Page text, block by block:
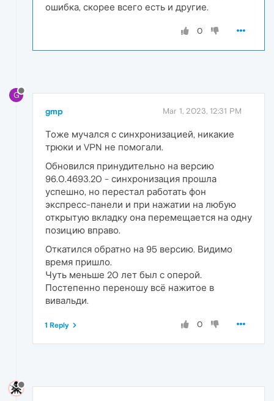
ошибка, скорее всего есть и другие.
0
G
gmp Mar 1, 2023, 12:31 PM
Тоже мучался с синхронизацией, никакие
трюки и VPN не помогали.
Обновился принудительно на версию
96.0.4693.20 - синхронизация прошла
успешно, но перестал работать фон
экспресс-панели и при нажатии на любую
открытую вкладку она перемещается на одну
позицию вправо.
Откатился обратно на 95 версию. Видимо
время пришло.
Чуть меньше 20 лет был с оперой.
Постепенно переношу всё нажитое в
вивальди.
0
1 Reply